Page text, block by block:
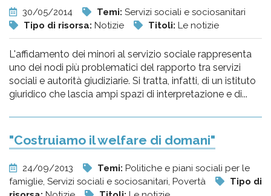
30/05/2014 Temi: Servizi sociali e sociosanitari
Tipo di risorsa: Notizie Titoli: Le notizie
L'affidamento dei minori al servizio sociale rappresenta
uno dei nodi più problematici del rapporto tra servizi
sociali e autorità giudiziarie. Si tratta, infatti, di un istituto
giuridico che lascia ampi spazi di interpretazione e di...
"Costruiamo il welfare di domani"
24/09/2013 Temi: Politiche e piani sociali per le
famiglie, Servizi sociali e sociosanitari, Povertà
Tipo di